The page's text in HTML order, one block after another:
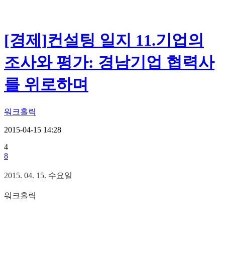
[경제]컨설팅 일지 11.기업의
조사와 평가: 경남기업 협력사
를 위로하며
워크홀릭
2015-04-15 14:28
4
8
2015. 04. 15. 수요일
워크홀릭